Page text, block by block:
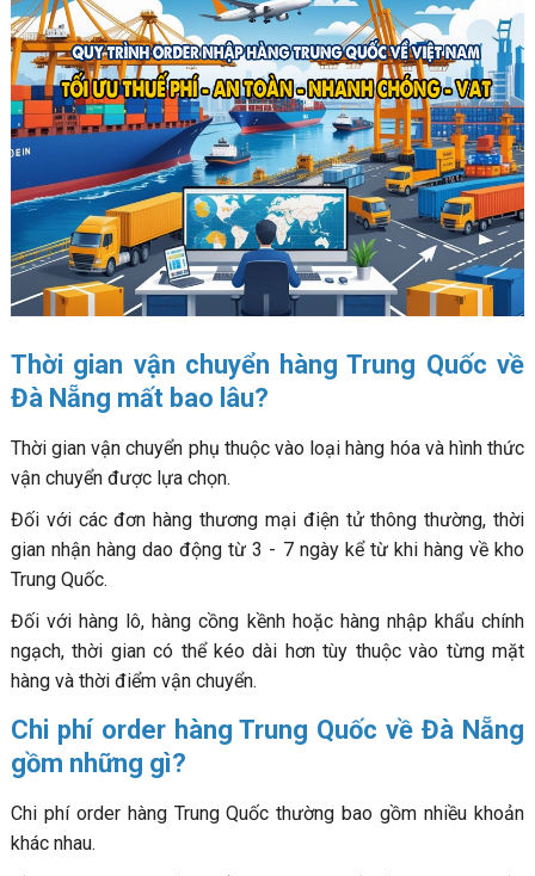
Thời gian vận chuyển hàng Trung Quốc về
Đà Nẵng mất bao lâu?
Thời gian vận chuyển phụ thuộc vào loại hàng hóa và hình thức
vận chuyển được lựa chọn.
Đối với các đơn hàng thương mại điện tử thông thường, thời
gian nhận hàng dao động từ 3 - 7 ngày kể từ khi hàng về kho
Trung Quốc.
Đối với hàng lô, hàng cồng kềnh hoặc hàng nhập khẩu chính
ngạch, thời gian có thể kéo dài hơn tùy thuộc vào từng mặt
hàng và thời điểm vận chuyển.
Chi phí order hàng Trung Quốc về Đà Nẵng
gồm những gì?
Chi phí order hàng Trung Quốc thường bao gồm nhiều khoản
khác nhau.